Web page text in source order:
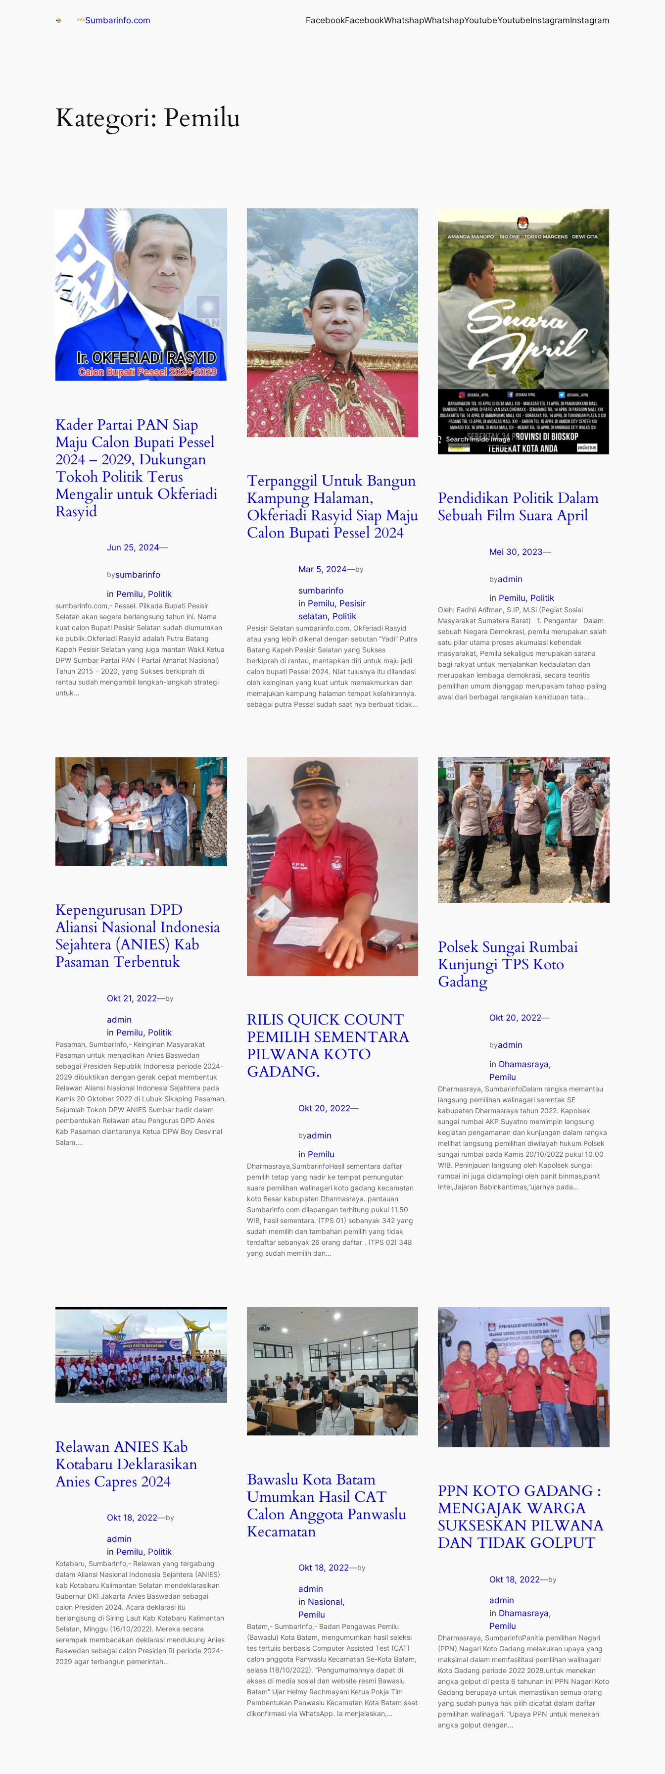
Sumbarinfo.com FacebookFacebookWhatshapWhatshapYoutubeYoutubeInstagramInstagram
Kategori: Pemilu
Kader Partai PAN Siap
Maju Calon Bupati Pessel
2024 – 2029, Dukungan
Tokoh Politik Terus
Mengalir untuk Okferiadi
Rasyid
Jun 25, 2024—
bysumbarinfo
in Pemilu, Politik
sumbarinfo.com,- Pessel. Pilkada Bupati Pesisir
Selatan akan segera berlangsung tahun ini. Nama
kuat calon Bupati Pesisir Selatan sudah diumumkan
ke publik.Okferiadi Rasyid adalah Putra Batang
Kapeh Pesisir Selatan yang juga mantan Wakil Ketua
DPW Sumbar Partai PAN ( Partai Amanat Nasional)
Tahun 2015 – 2020, yang Sukses berkiprah di
rantau sudah mengambil langkah-langkah strategi
untuk…
Terpanggil Untuk Bangun
Kampung Halaman,
Okferiadi Rasyid Siap Maju
Calon Bupati Pessel 2024
Mar 5, 2024—by
sumbarinfo
in Pemilu, Pesisir
selatan, Politik
Pesisir Selatan sumbariinfo.com, Okferiadi Rasyid
atau yang lebih dikenal dengan sebutan “Yadi” Putra
Batang Kapeh Pesisir Selatan yang Sukses
berkiprah di rantau, mantapkan diri untuk maju jadi
calon bupati Pessel 2024. Niat tulusnya itu dilandasi
oleh keinginan yang kuat untuk memakmurkan dan
memajukan kampung halaman tempat kelahirannya.
sebagai putra Pessel sudah saat nya berbuat tidak…
Pendidikan Politik Dalam
Sebuah Film Suara April
Mei 30, 2023—
byadmin
in Pemilu, Politik
Oleh: Fadhli Arifman, S.IP, M.Si (Pegiat Sosial
Masyarakat Sumatera Barat) 1. Pengantar Dalam
sebuah Negara Demokrasi, pemilu merupakan salah
satu pilar utama proses akumulasi kehendak
masyarakat, Pemilu sekaligus merupakan sarana
bagi rakyat untuk menjalankan kedaulatan dan
merupakan lembaga demokrasi, secara teoritis
pemilihan umum dianggap merupakam tahap paling
awal dari berbagai rangkaian kehidupan tata…
Kepengurusan DPD
Aliansi Nasional Indonesia
Sejahtera (ANIES) Kab
Pasaman Terbentuk
Okt 21, 2022—by
admin
in Pemilu, Politik
Pasaman, SumbarInfo,- Keinginan Masyarakat
Pasaman untuk menjadikan Anies Baswedan
sebagai Presiden Republik Indonesia periode 2024-
2029 dibuktikan dengan gerak cepat membentuk
Relawan Aliansi Nasional Indonesia Sejahtera pada
Kamis 20 Oktober 2022 di Lubuk Sikaping Pasaman.
Sejumlah Tokoh DPW ANIES Sumbar hadir dalam
pembentukan Relawan atau Pengurus DPD Anies
Kab Pasaman diantaranya Ketua DPW Boy Desvinal
Salam,…
RILIS QUICK COUNT
PEMILIH SEMENTARA
PILWANA KOTO
GADANG.
Okt 20, 2022—
byadmin
in Pemilu
Dharmasraya,SumbarinfoHasil sementara daftar
pemilih tetap yang hadir ke tempat pemungutan
suara pemilihan walinagari koto gadang kecamatan
koto Besar kabupaten Dharmasraya. pantauan
Sumbarinfo com dilapangan terhitung pukul 11.50
WIB, hasil sementara. (TPS 01) sebanyak 342 yang
sudah memilih dan tambahan pemilih yang tidak
terdaftar sebanyak 26 orang daftar . (TPS 02) 348
yang sudah memilih dan…
Polsek Sungai Rumbai
Kunjungi TPS Koto
Gadang
Okt 20, 2022—
byadmin
in Dhamasraya
Pemilu
Dharmasraya, SumbarinfoDalam rangka memantau
langsung pemilihan walinagari serentak SE
kabupaten Dharmasraya tahun 2022. Kapolsek
sungai rumbai AKP Suyatno memimpin langsung
kegiatan pengamanan dan kunjungan dalam rangka
melihat langsung pemilihan diwilayah hukum Polsek
sungai rumbai pada Kamis 20/10/2022 pukul 10.00
WIB. Peninjauan langsung oleh Kapolsek sungai
rumbai ini juga didampingi oleh panit binmas,panit
Intel,Jajaran Babinkantimas,”ujarnya pada…
Relawan ANIES Kab
Kotabaru Deklarasikan
Anies Capres 2024
Okt 18, 2022—by
admin
in Pemilu, Politik
Kotabaru, SumbarInfo,- Relawan yang tergabung
dalam Aliansi Nasional Indonesia Sejahtera (ANIES)
kab Kotabaru Kalimantan Selatan mendeklarasikan
Gubernur DKI Jakarta Anies Baswedan sebagai
calon Presiden 2024. Acara deklarasi itu
berlangsung di Siring Laut Kab Kotabaru Kalimantan
Selatan, Minggu (16/10/2022). Mereka secara
serempak membacakan deklarasi mendukung Anies
Baswedan sebagai calon Presiden RI periode 2024-
2029 agar terbangun pemerintah…
Bawaslu Kota Batam
Umumkan Hasil CAT
Calon Anggota Panwaslu
Kecamatan
Okt 18, 2022—by
admin
in Nasional
Pemilu
Batam,- SumbarInfo,- Badan Pengawas Pemilu
(Bawaslu) Kota Batam, mengumumkan hasil seleksi
tes tertulis berbasis Computer Assisted Test (CAT)
calon anggota Panwaslu Kecamatan Se-Kota Batam,
selasa (18/10/2022). “Pengumumannya dapat di
akses di media sosial dan website resmi Bawaslu
Batam” Ujar Helmy Rachmayani Ketua Pokja Tim
Pembentukan Panwaslu Kecamatan Kota Batam saat
dikonfirmasi via WhatsApp. Ia menjelaskan,…
PPN KOTO GADANG :
MENGAJAK WARGA
SUKSESKAN PILWANA
DAN TIDAK GOLPUT
Okt 18, 2022—by
admin
in Dhamasraya
Pemilu
Dharmasraya, SumbarinfoPanitia pemilihan Nagari
(PPN) Nagari Koto Gadang melakukan upaya yang
maksimal dalam memfasilitasi pemilihan walinagari
Koto Gadang periode 2022 2028.untuk menekan
angka golput di pesta 6 tahunan ini PPN Nagari Koto
Gadang berupaya untuk memastikan semua orang
yang sudah punya hak pilih dicatat dalam daftar
pemilihan walinagari. “Upaya PPN untuk menekan
angka golput dengan…